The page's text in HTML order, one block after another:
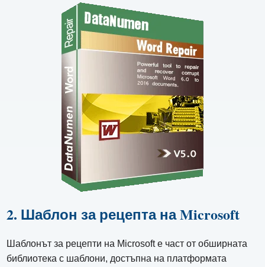
2. Шаблон за рецепта на Microsoft
Шаблонът за рецепти на Microsoft е част от обширната
библиотека с шаблони, достъпна на платформата